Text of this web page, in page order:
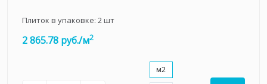
Плиток в упаковке: 2шт
2 865.78 руб./м2
м2